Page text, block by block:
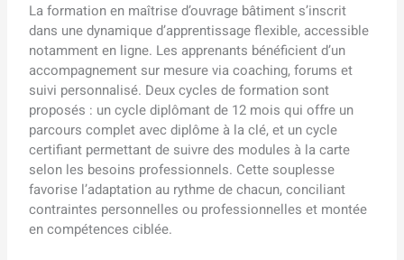
La formation en maîtrise d’ouvrage bâtiment s’inscrit
dans une dynamique d’apprentissage flexible, accessible
notamment en ligne. Les apprenants bénéficient d’un
accompagnement sur mesure via coaching, forums et
suivi personnalisé. Deux cycles de formation sont
proposés : un cycle diplômant de 12 mois qui offre un
parcours complet avec diplôme à la clé, et un cycle
certifiant permettant de suivre des modules à la carte
selon les besoins professionnels. Cette souplesse
favorise l’adaptation au rythme de chacun, conciliant
contraintes personnelles ou professionnelles et montée
en compétences ciblée.